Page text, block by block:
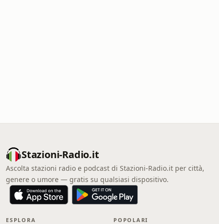
Stazioni-Radio.it
Ascolta stazioni radio e podcast di Stazioni-Radio.it per città,
genere o umore — gratis su qualsiasi dispositivo.
ESPLORA POPOLARI